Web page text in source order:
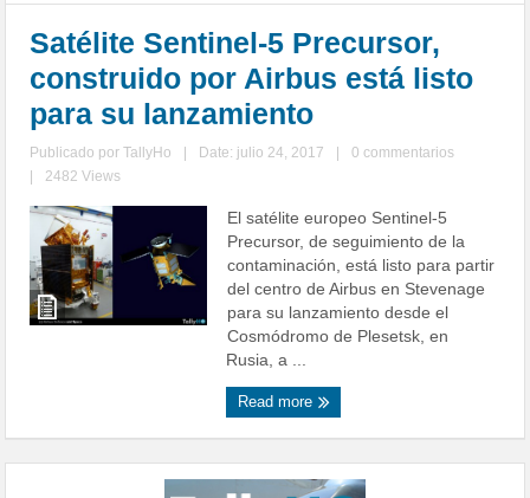
Satélite Sentinel-5 Precursor,
construido por Airbus está listo
para su lanzamiento
Publicado porTallyHo Date: julio 24, 2017
0 commentarios
2482 Views
El satélite europeo Sentinel-5
Precursor, de seguimiento de la
contaminación, está listo para partir
del centro de Airbus en Stevenage
para su lanzamiento desde el
Cosmódromo de Plesetsk, en
Rusia, a ...
Read more